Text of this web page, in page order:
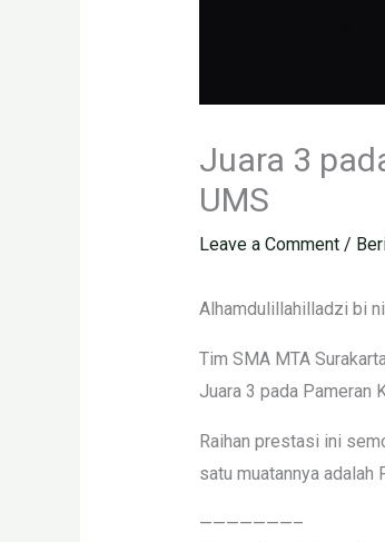
Juara 3
UMS
Leave a Comment /
Alhamdulillahilladzi bi
Tim SMA MTA
Juara 3 pada Pameran
Raihan prestasi ini
satu muatannya
———————–